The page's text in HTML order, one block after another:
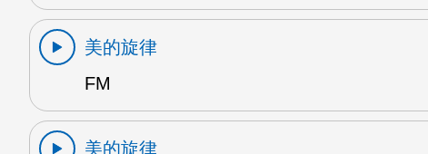
美的旋律
FM
美的旋律